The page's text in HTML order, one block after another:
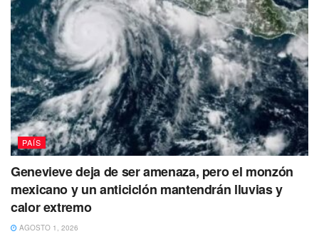
PAÍS
Genevieve deja de ser amenaza, pero el monzón
mexicano y un anticiclón mantendrán lluvias y
calor extremo
AGOSTO 1, 2026